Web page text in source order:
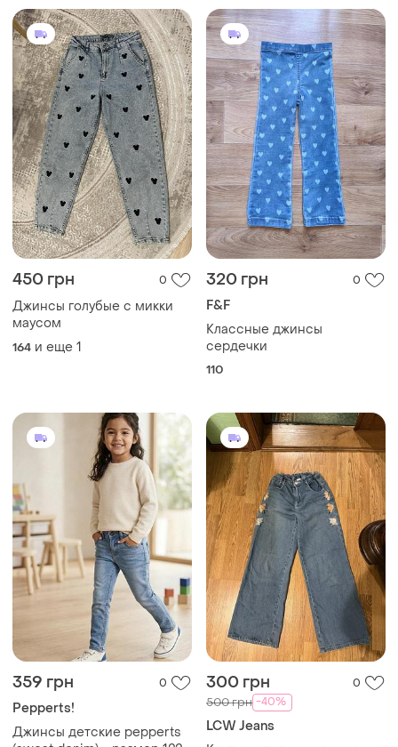
450 грн 0
Джинсы голубые с микки
маусом
164 и еще 1
320 грн 0
F&F
Классные джинсы
сердечки
110
359 грн 0
Pepperts!
Джинсы детские pepperts
300 грн 0
500 грн -40%
LCW Jeans